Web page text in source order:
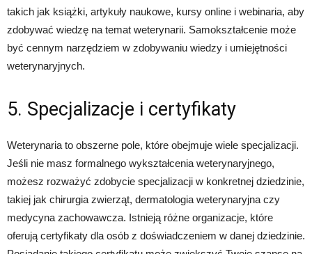
takich jak książki, artykuły naukowe, kursy online i webinaria, aby
zdobywać wiedzę na temat weterynarii. Samokształcenie może
być cennym narzędziem w zdobywaniu wiedzy i umiejętności
weterynaryjnych.
5. Specjalizacje i certyfikaty
Weterynaria to obszerne pole, które obejmuje wiele specjalizacji.
Jeśli nie masz formalnego wykształcenia weterynaryjnego,
możesz rozważyć zdobycie specjalizacji w konkretnej dziedzinie,
takiej jak chirurgia zwierząt, dermatologia weterynaryjna czy
medycyna zachowawcza. Istnieją różne organizacje, które
oferują certyfikaty dla osób z doświadczeniem w danej dziedzinie.